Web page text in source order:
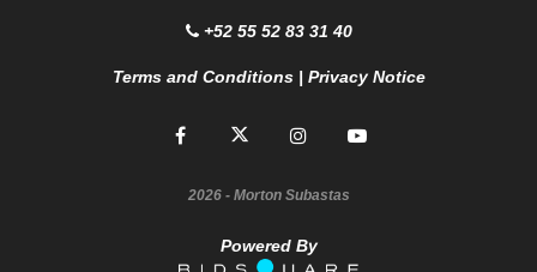
+52 55 52 83 31 40
Terms and Conditions| Privacy Notice
2026- Morton Subastas
Powered By